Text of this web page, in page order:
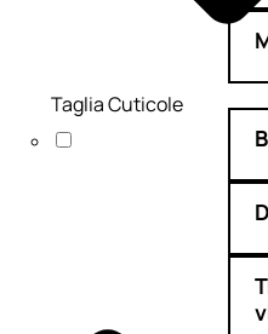
Taglia Cuticole